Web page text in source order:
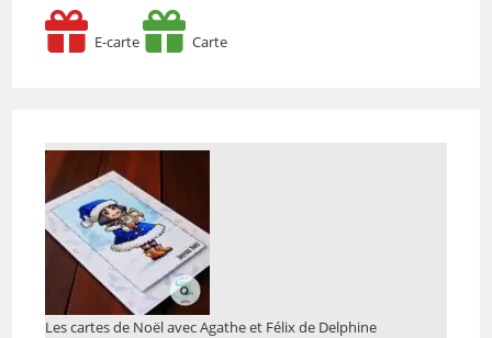
E-carte Carte
Les cartes de Noël avec Agathe et Félix de Delphine